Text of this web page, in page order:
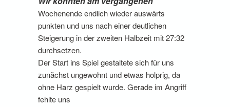
Wochenende endlich wieder auswärts
punkten und uns nach einer deutlichen
Steigerung in der zweiten Halbzeit mit 27:32
durchsetzen.
Der Start ins Spiel gestaltete sich für uns
zunächst ungewohnt und etwas holprig, da
ohne Harz gespielt wurde. Gerade im Angriff
fehlte uns